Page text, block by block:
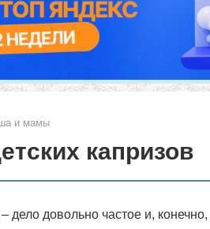
и мамы
капризов
– дело довольно частое и,